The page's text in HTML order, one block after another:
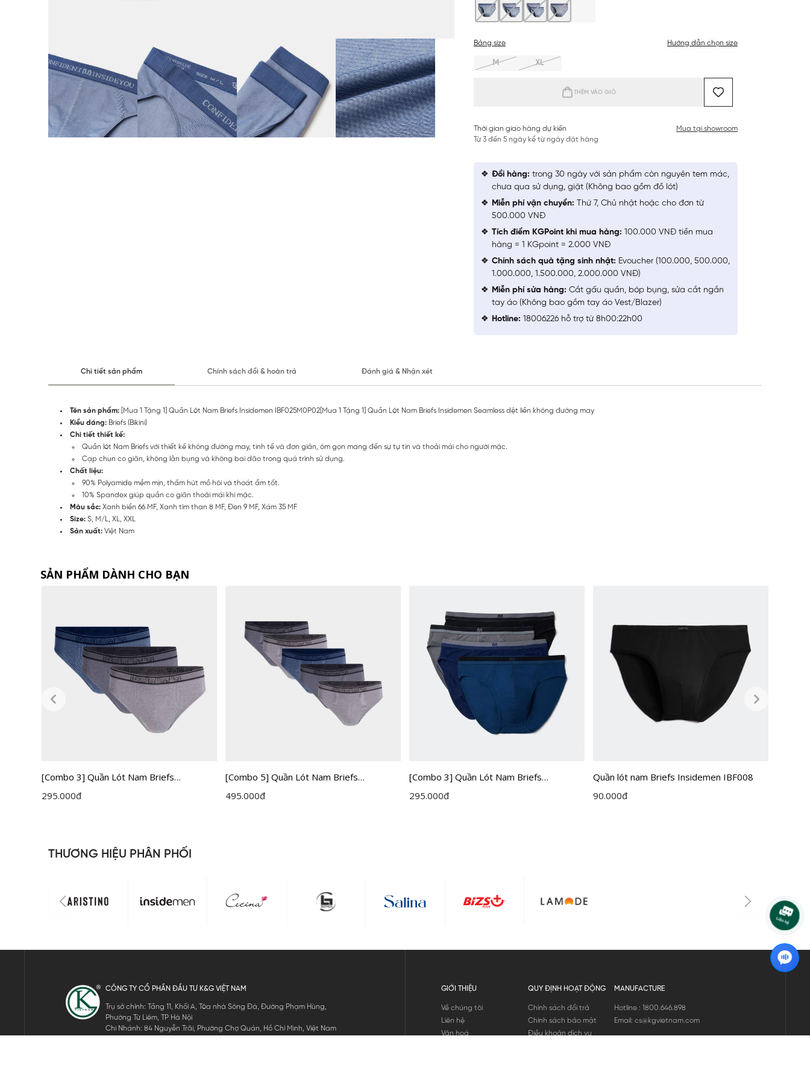
Bảng size Hướng dẫn chọn size
M XL
THÊM VÀO GIỎ
Thời gian giao hàng dự kiến
Từ 3 đến 5 ngày kể từ ngày đặt hàng
Mua tại showroom
Đổi hàng: trong 30 ngày với sản phẩm còn nguyên tem mác,
chưa qua sử dụng, giặt (Không bao gồm đồ lót)
Miễn phí vận chuyển: Thứ 7, Chủ nhật hoặc cho đơn từ
500.000 VNĐ
Tích điểm KGPoint khi mua hàng: 100.000 VNĐ tiền mua
hàng = 1 KGpoint = 2.000 VNĐ
Chính sách quà tặng sinh nhật: Evoucher (100.000, 500.000,
1.000.000, 1.500.000, 2.000.000 VNĐ)
Miễn phí sửa hàng: Cắt gấu quần, bóp bụng, sửa cắt ngắn
tay áo (Không bao gồm tay áo Vest/Blazer)
Hotline: 18006226 hỗ trợ từ 8h00:22h00
Chi tiết sản phẩm Chính sách đổi & hoàn trả Đánh giá & Nhận xét
Tên sản phẩm: [Mua 1 Tặng 1] Quần Lót Nam Briefs Insidemen IBF025M0P02[Mua 1 Tặng 1] Quần Lót Nam Briefs Insidemen Seamless dệt liền không đường may
Kiểu dáng: Briefs (Bikini)
Chi tiết thiết kế:
Quần lót Nam Briefs với thiết kế không đường may, tinh tế và đơn giản, ôm gọn mang đến sự tự tin và thoải mái cho người mặc.
Cạp chun co giãn, không lằn bụng và không bai dão trong quá trình sử dụng.
Chất liệu:
90% Polyamide mềm mịn, thấm hút mồ hôi và thoát ẩm tốt.
10% Spandex giúp quần co giãn thoải mái khi mặc.
Màu sắc: Xanh biển 66 MF, Xanh tím than 8 MF, Đen 9 MF, Xám 35 MF
Size: S, M/L, XL, XXL
Sản xuất: Việt Nam
SẢN PHẨM DÀNH CHO BẠN
[Combo 3] Quần Lót Nam Briefs
Insidemen IBF005EXP03
295.000đ
[Combo 5] Quần Lót Nam Briefs
Insidemen IBF005EXP05
495.000đ
[Combo 3] Quần Lót Nam Briefs
Insidemen IBF001EXP03
295.000đ
Quần lót nam Briefs Insidemen IBF008
90.000đ
THƯƠNG HIỆU PHÂN PHỐI
CÔNG TY CỔ PHẦN ĐẦU TƯ K&G VIỆT NAM
Trụ sở chính: Tầng 11, Khối A, Tòa nhà Sông Đà, Đường Phạm Hùng,
Phường Từ Liêm, TP Hà Nội
Chi Nhánh: 84 Nguyễn Trãi, Phường Chợ Quán, Hồ Chí Minh, Việt Nam
GIỚI THIỆU
Về chúng tôi
Liên hệ
Văn hoá
QUY ĐỊNH HOẠT ĐỘNG
Chính sách đổi trả
Chính sách bảo mật
Điều khoản dịch vụ
MANUFACTURE
Hotline : 1800.646.898
Email: cs@kgvietnam.com